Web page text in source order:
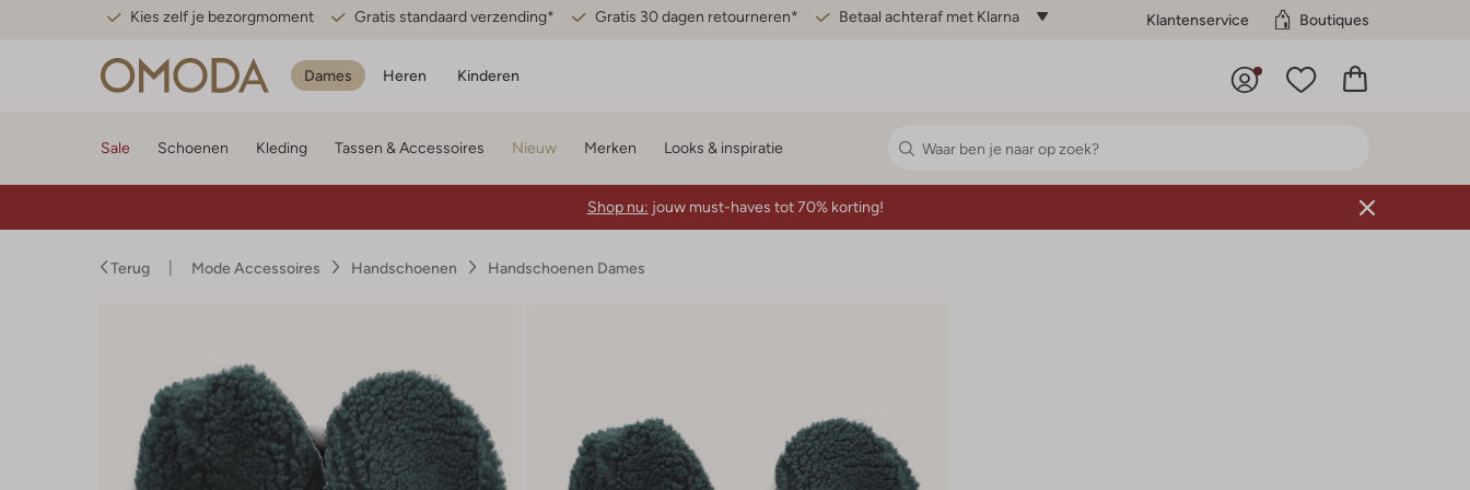
Kies zelf je bezorgmoment Gratis standaard verzending* Gratis 30 dagen retourneren* Betaal achteraf met Klarna Klantenservice Boutiques
Dames Heren Kinderen
Sale Schoenen Kleding Tassen & Accessoires Nieuw Merken Looks & inspiratie
Shop nu: jouw must-haves tot 70% korting!
Terug Mode Accessoires Handschoenen Handschoenen Dames